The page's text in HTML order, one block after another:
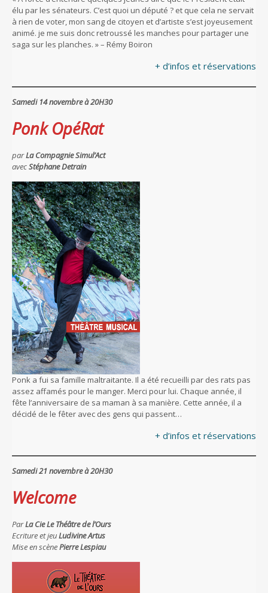
élu par les sénateurs. C’est quoi un député ? et que cela ne servait
à rien de voter, mon sang de citoyen et d’artiste s’est joyeusement
animé. je me suis donc retroussé les manches pour partager une
saga sur les planches. » – Rémy Boiron
+ d’infos et réservations
Samedi 14 novembre à 20H30
Ponk OpéRat
parLa Compagnie Simul’Act
avecStéphane Detrain
Ponk a fui sa famille maltraitante. Il a été recueilli par des rats pas
assez affamés pour le manger. Merci pour lui. Chaque année, il
fête l’anniversaire de sa maman à sa manière. Cette année, il a
décidé de le fêter avec des gens qui passent…
+ d’infos et réservations
Samedi 21 novembre à 20H30
Welcome
ParLa CieLe Théâtre de l’Ours
Ecriture et jeuLudivine Artus
Mise en scènePierre Lespiau